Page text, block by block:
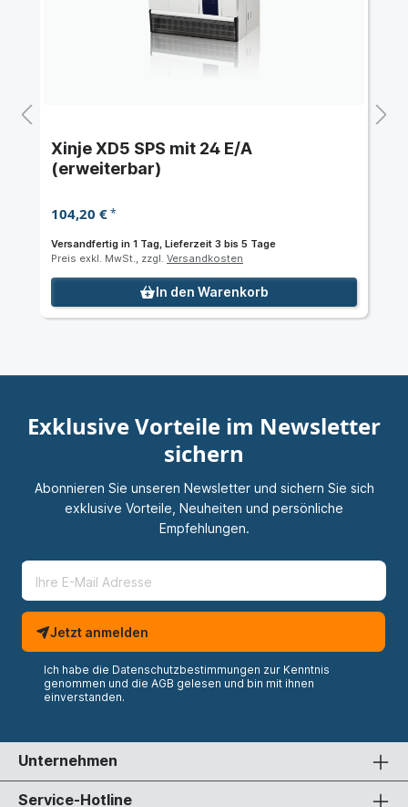
Xinje XD5 SPS mit 24 E/A
(erweiterbar)
104,20 €*
Versandfertig in 1 Tag, Lieferzeit 3 bis 5 Tage
Preis exkl. MwSt., zzgl. Versandkosten
In den Warenkorb
Exklusive Vorteile im Newsletter
sichern
Abonnieren Sie unseren Newsletter und sichern Sie sich
exklusive Vorteile, Neuheiten und persönliche
Empfehlungen.
Jetzt anmelden
Ich habe die Datenschutzbestimmungen zur Kenntnis
genommen und die AGB gelesen und bin mit ihnen
einverstanden.
Unternehmen
Service-Hotline